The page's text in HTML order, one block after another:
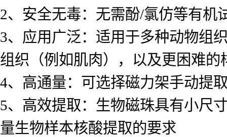
2、安全无毒：无需酚/氯仿等有机
3、应用广泛：适用于多种动物组
组织（例如肌肉），以及更困难
4、高通量：可选择磁力架手动提
5、高效提取：生物磁珠具有小尺
量生物样本核酸提取的要求